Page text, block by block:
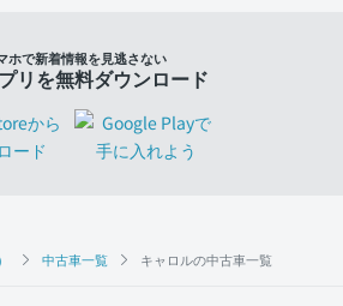
中古車一覧 キャロルの中古車一覧
ホで新着情報を見逃さない
リを無料ダウンロード